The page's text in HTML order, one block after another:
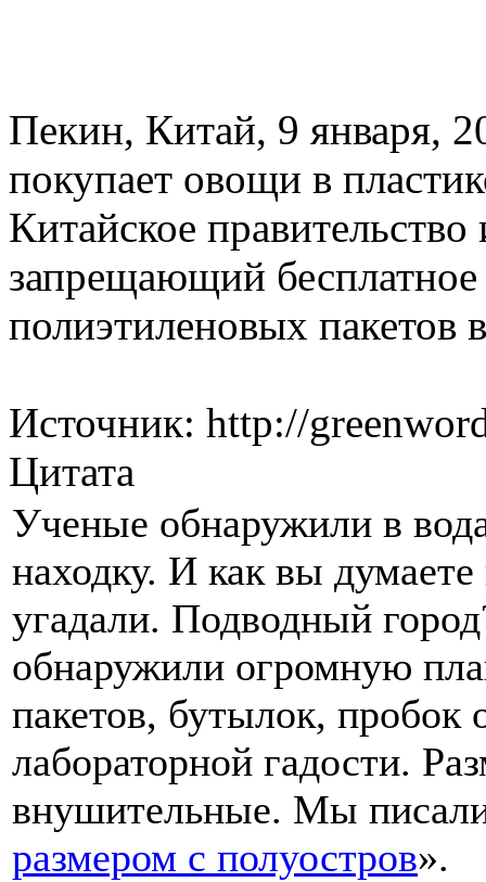
Пекин, Китай, 9 января,
покупает овощи в
Китайское
запрещающий бесплатное
полиэтиленовых пакетов
Источник: http://
Цитата
Ученые обнаружили в
находку. И как вы
угадали. Подводный
обнаружили огромную
пакетов, бутылок, пробок
лабораторной гадости.
внушительные. Мы писали
размером с полуостров».